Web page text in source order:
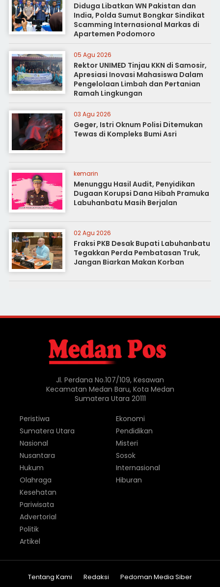
Diduga Libatkan WN Pakistan dan
India, Polda Sumut Bongkar Sindikat
Scamming Internasional Markas di
Apartemen Podomoro
05 Agu 2026
Rektor UNIMED Tinjau KKN di Samosir,
Apresiasi Inovasi Mahasiswa Dalam
Pengelolaan Limbah dan Pertanian
Ramah Lingkungan
03 Agu 2026
Geger, Istri Oknum Polisi Ditemukan
Tewas di Kompleks Bumi Asri
kemarin
Menunggu Hasil Audit, Penyidikan
Dugaan Korupsi Dana Hibah Pramuka
Labuhanbatu Masih Berjalan
02 Agu 2026
Fraksi PKB Desak Bupati Labuhanbatu
Tegakkan Perda Pembatasan Truk,
Jangan Biarkan Makan Korban
Jl. Perdana No.107/109, Kesawan
Kecamatan Medan Baru, Kota Medan
Sumatera Utara 20111
Peristiwa
Sumatera Utara
Nasional
Nusantara
Hukum
Olahraga
Ekonomi
Pendidikan
Misteri
Sosok
Internasional
Hiburan
Kesehatan
Pariwisata
Advertorial
Politik
Artikel
Tentang Kami Redaksi
Pedoman Media Siber